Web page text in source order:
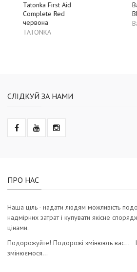
Tatonka First Aid
Complete Red
червона
TATONKA
СЛІДКУЙ ЗА НАМИ
ПРО НАС
Наша ціль - надати людям можливість
надмірних затрат і купувати якісне
цінами.
Подорожуйте! Подорожі змінюють вас…
змінюємося…